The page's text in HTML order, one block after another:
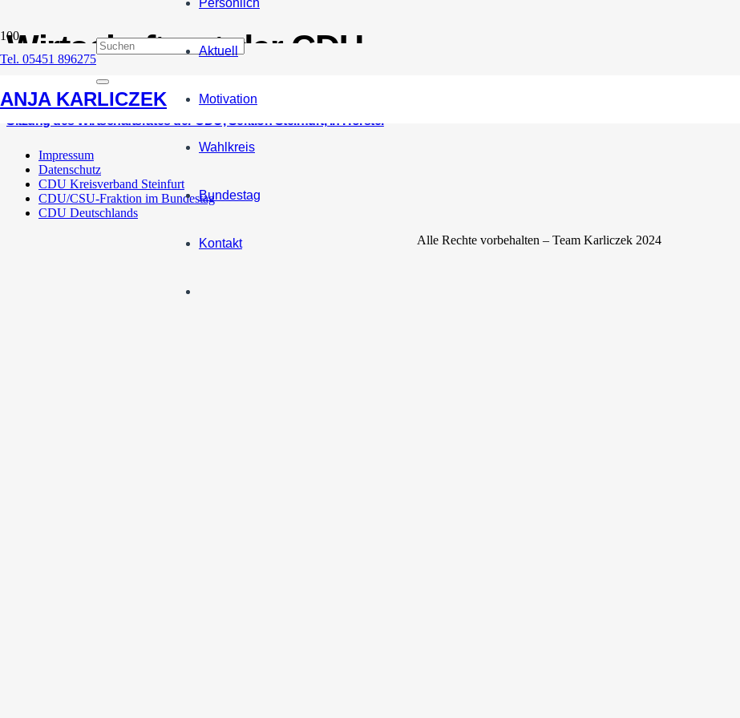
Tel. 05451 896275
ANJA KARLICZEK
Aktuell
Motivation
Wahlkreis
Bundestag
Kontakt
Wirtschaftsrat der CDU
Sitzung des Wirtschaftsrates der CDU, Sektion Steinfurt, in Hörstel
Impressum
Datenschutz
CDU Kreisverband Steinfurt
CDU/CSU-Fraktion im Bundestag
CDU Deutschlands
Alle Rechte vorbehalten – Team Karliczek 2024